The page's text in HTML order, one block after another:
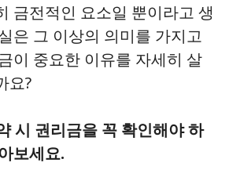
금전적인 요소일 뿐이라고 생
은 그 이상의 의미를 가지고
이 중요한 이유를 자세히 살
요?
시 권리금을 꼭 확인해야 하
보세요.